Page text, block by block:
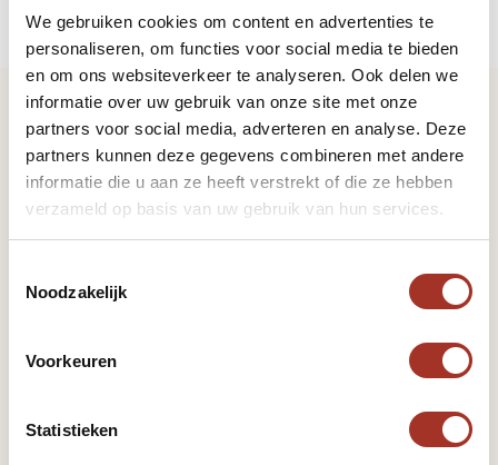
We gebruiken cookies om content en advertenties te
personaliseren, om functies voor social media te bieden
en om ons websiteverkeer te analyseren. Ook delen we
informatie over uw gebruik van onze site met onze
partners voor social media, adverteren en analyse. Deze
partners kunnen deze gegevens combineren met andere
informatie die u aan ze heeft verstrekt of die ze hebben
verzameld op basis van uw gebruik van hun services.
Noodzakelijk
Voorkeuren
Statistieken
Reisgids Jordanië
Volledige reisgids bekijken
Vorige pagina
Volgende pagina